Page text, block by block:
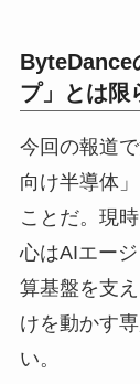
ByteDance
プ」とは限
今回の報道
向け半導体
ことだ。現
心はAIエー
算基盤を支
けを動かす
い。